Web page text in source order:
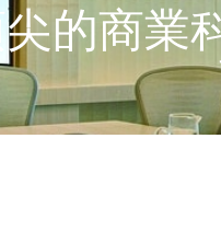
的商業